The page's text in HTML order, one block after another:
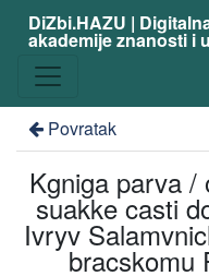
DiZbi.HAZU |
akademije znanosti i
Povratak
Kgniga parva /
suakke casti
Ivryv
bracskomu